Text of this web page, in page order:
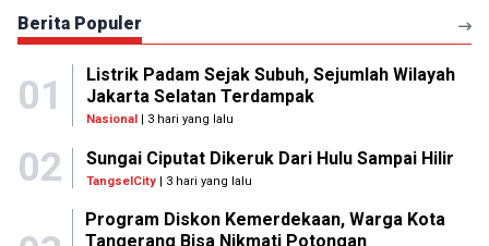
Berita Populer
01
Listrik Padam Sejak Subuh, Sejumlah Wilayah
Jakarta Selatan Terdampak
Nasional| 3 hari yang lalu
02 Sungai Ciputat Dikeruk Dari Hulu Sampai Hilir
TangselCity | 3 hari yang lalu
Program Diskon Kemerdekaan, Warga Kota
Tangerang Bisa Nikmati Potongan